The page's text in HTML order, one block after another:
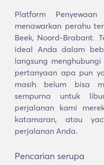
Platform
menawarkan perahu
Beek, Noord-Brabant.
ideal Anda dalam
langsung
pertanyaan apa pun
masih belum bisa
sempurna untuk
perjalanan kami
katamaran, atau
perjalanan Anda.
Pencarian serupa